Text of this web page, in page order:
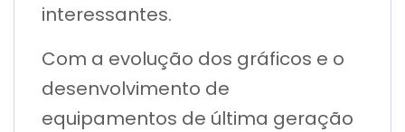
interessantes.
Com a evolução dos gráficos e o
desenvolvimento de
equipamentos de última geração